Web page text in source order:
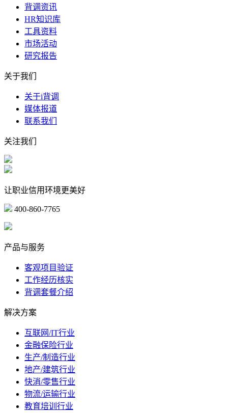
背调资讯
HR知识库
工具资料
市场活动
研究报告
关于我们
关于i背调
媒体报道
联系我们
关注我们
让职业信用环境更美好
400-860-7765
产品与服务
客观项目验证
工作经历核实
背调套餐介绍
解决方案
互联网/IT行业
金融保险行业
生产/制造行业
地产/建筑行业
快消/零售行业
物流/运输行业
教育培训行业